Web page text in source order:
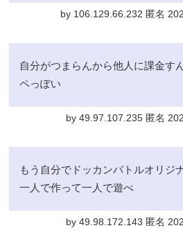
by 106.129.66.232 匿名
自分がつまらんから他人に課金す
ペっぽい
by 49.97.107.235 匿名
もう自分でドッカンバトルオリジ
一人で作って一人で遊べ
by 49.98.172.143 匿名